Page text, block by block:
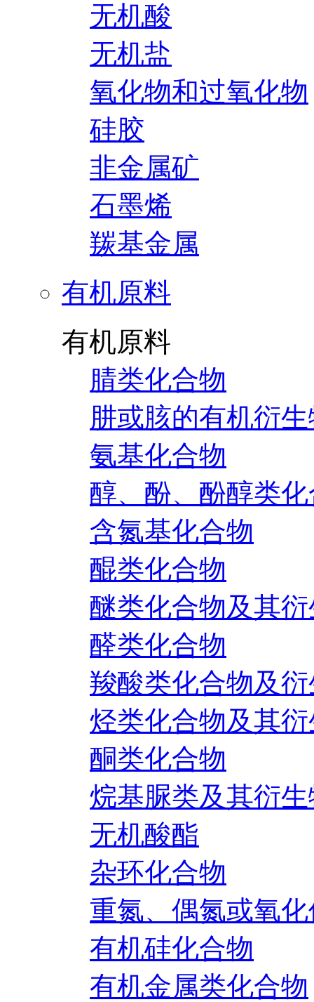
无机酸
无机盐
氧化物和过氧化物
硅胶
非金属矿
石墨烯
羰基金属
有机原料
有机原料
腈类化合物
肼或胲的有机衍
氨基化合物
醇、酚、酚醇类
含氮基化合物
醌类化合物
醚类化合物及其
醛类化合物
羧酸类化合物及
烃类化合物及其
酮类化合物
烷基脲类及其衍
无机酸酯
杂环化合物
重氮、偶氮或氧
有机硅化合物
有机金属类化合物